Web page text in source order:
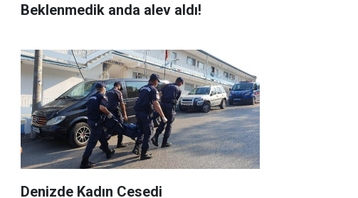
Beklenmedik anda alev aldı!
Denizde Kadın Cesedi